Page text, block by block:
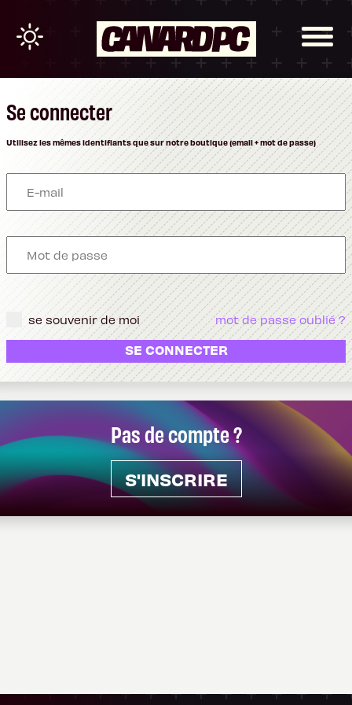
Pas de compte ?
S'INSCRIRE
Se connecter
Utilisez les mêmes identifiants que sur notre boutique (email + mot de passe)
se souvenir de moi mot de passe oublié ?
SE CONNECTER